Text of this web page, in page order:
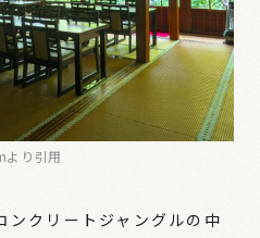
より引用
ンクリートジャングルの中